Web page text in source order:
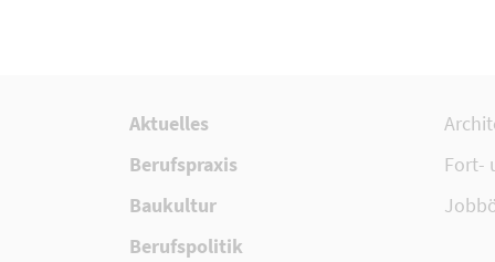
Aktuelles
Berufspraxis
Baukultur
Berufspolitik
Fort-